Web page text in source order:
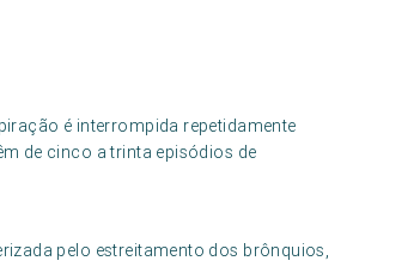
é interrompida repetidamente
de cinco a trinta episódios de
pelo estreitamento dos brônquios,